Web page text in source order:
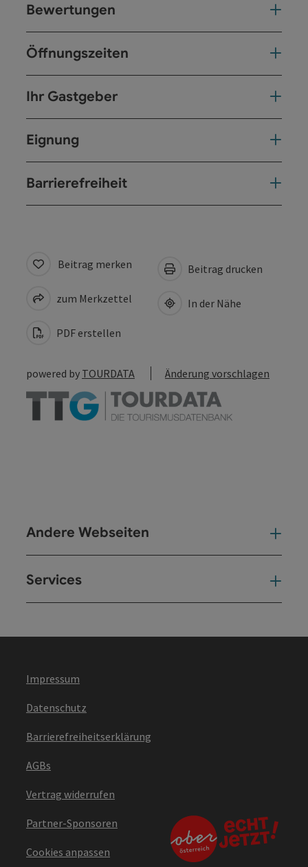
Bewertungen
Öffnungszeiten
Ihr Gastgeber
Eignung
Barrierefreiheit
Beitrag merken
zum Merkzettel
PDF erstellen
Beitrag drucken
In der Nähe
powered by TOURDATA Änderung vorschlagen
Andere Webseiten
Services
Impressum
Datenschutz
Barrierefreiheitserklärung
AGBs
Vertrag widerrufen
Partner-Sponsoren
Cookies anpassen